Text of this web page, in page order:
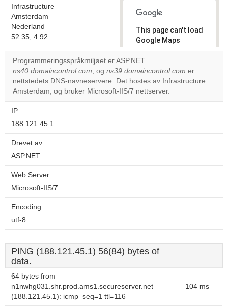
Infrastructure
Amsterdam
Nederland
52.35, 4.92
This page can't load
Google Maps
correctly.
Do you
own this
website?
OK
Programmeringsspråkmiljøet er ASP.NET.
ns40.domaincontrol.com, og ns39.domaincontrol.com er
nettstedets DNS-navneservere. Det hostes av Infrastructure
Amsterdam, og bruker Microsoft-IIS/7 nettserver.
IP:
188.121.45.1
Drevet av:
ASP.NET
Web Server:
Microsoft-IIS/7
Encoding:
utf-8
PING (188.121.45.1) 56(84) bytes of
data.
64 bytes from
n1nwhg031.shr.prod.ams1.secureserver.net
(188.121.45.1): icmp_seq=1 ttl=116
104 ms